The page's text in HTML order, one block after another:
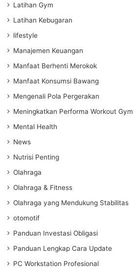
Latihan Gym
Latihan Kebugaran
lifestyle
Manajemen Keuangan
Manfaat Berhenti Merokok
Manfaat Konsumsi Bawang
Mengenali Pola Pergerakan
Meningkatkan Performa Workout Gym
Mental Health
News
Nutrisi Penting
Olahraga
Olahraga & Fitness
Olahraga yang Mendukung Stabilitas
otomotif
Panduan Investasi Obligasi
Panduan Lengkap Cara Update
PC Workstation Profesional